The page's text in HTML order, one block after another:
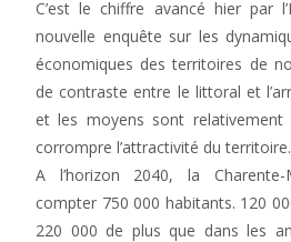
C’est le chiffre avancé hier par
nouvelle enquête sur les
économiques des territoires de
de contraste entre le littoral et
et les moyens sont relativement
corrompre l’attractivité du territoire.
A l’horizon 2040, la
compter 750 000 habitants. 120
220 000 de plus que dans les